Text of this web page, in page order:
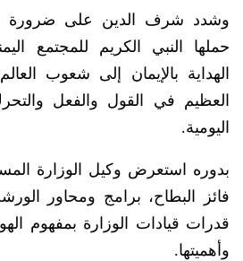
وشدد شرف الدين على ضرورة
حملها النبي الكريم للمجتمع
الهداية بالإيمان إلى شعوب
العظيم في القول والفعل
اليومية.
بدوره استعرض وكيل الوزارة
فائز البطاح، برامج ومحاور
قدرات قيادات الوزارة بمفهوم
وأهميتها.